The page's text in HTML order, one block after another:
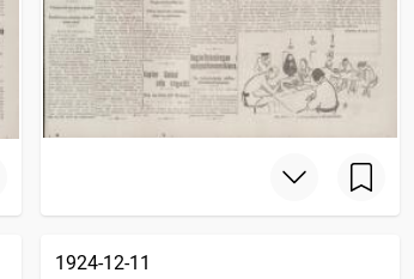
1924-12-11